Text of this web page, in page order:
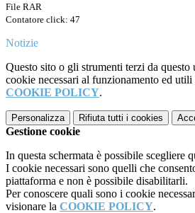
File RAR
Contatore click: 47
Notizie
Questo sito o gli strumenti terzi da
cookie necessari al funzionamento ed
COOKIE POLICY.
Personalizza Rifiuta tutti i cookies
Gestione cookie
In questa schermata è possibile scegliere
I cookie necessari sono quelli che
piattaforma e non è possibile disabilitarli.
Per conoscere quali sono i cookie
visionare la COOKIE POLICY.